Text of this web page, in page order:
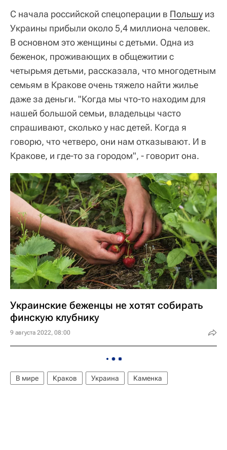
С начала российской спецоперации в Польшу из
Украины прибыли около 5,4 миллиона человек.
В основном это женщины с детьми. Одна из
беженок, проживающих в общежитии с
четырьмя детьми, рассказала, что многодетным
семьям в Кракове очень тяжело найти жилье
даже за деньги. "Когда мы что-то находим для
нашей большой семьи, владельцы часто
спрашивают, сколько у нас детей. Когда я
говорю, что четверо, они нам отказывают. И в
Кракове, и где-то за городом", - говорит она.
Украинские беженцы не хотят собирать
финскую клубнику
9 августа 2022, 08:00
В мире Краков Украина Каменка